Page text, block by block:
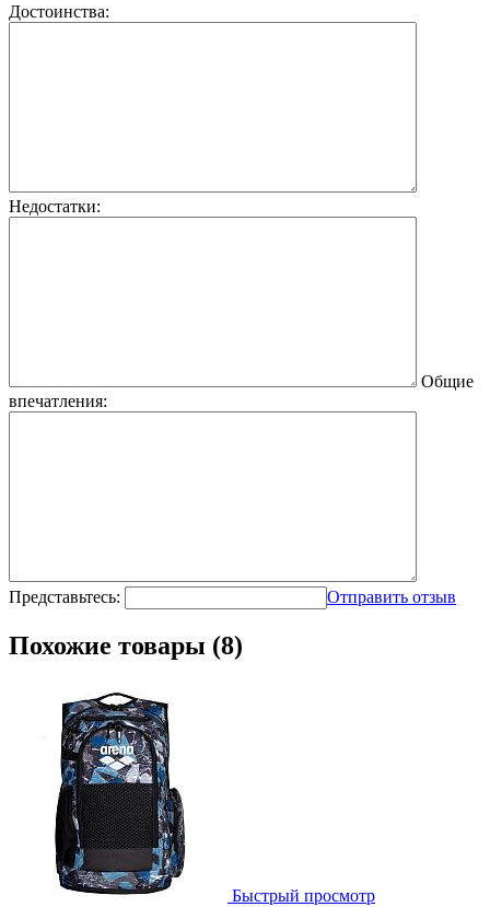
Достоинства:
Недостатки:
Общие
впечатления:
Представьтесь: Отправить отзыв
Похожие товары (8)
Быстрый просмотр